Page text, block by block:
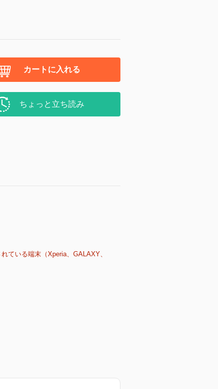
カートに入れる
ちょっと立ち読み
ている端末（Xperia、GALAXY、